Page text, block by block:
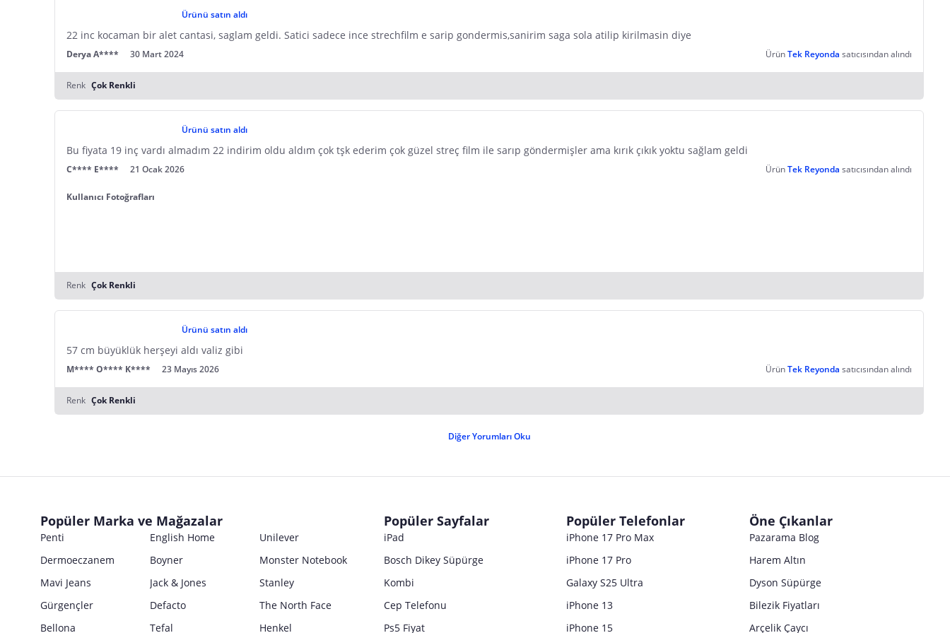
Ürünü satın aldı
22 inc kocaman bir alet cantasi, saglam geldi. Satici sadece ince strechfilm e sarip gondermis,sanirim saga sola atilip kirilmasin diye
Derya A**** 30 Mart 2024 ÜrünTek Reyonda satıcısından alındı
Renk Çok Renkli
Ürünü satın aldı
Bu fiyata 19 inç vardı almadım 22 indirim oldu aldım çok tşk ederim çok güzel streç film ile sarıp göndermişler ama kırık çıkık yoktu sağlam geldi
C**** E**** 21 Ocak 2026 ÜrünTek Reyonda satıcısından alındı
Kullanıcı Fotoğrafları
Renk Çok Renkli
Ürünü satın aldı
57 cm büyüklük herşeyi aldı valiz gibi
M**** O**** K**** 23 Mayıs 2026 ÜrünTek Reyonda satıcısından alındı
Renk Çok Renkli
Diğer Yorumları Oku
Popüler Marka ve Mağazalar
Penti English Home
Unilever
Dermoeczanem
Boyner
Monster Notebook
Mavi Jeans
Jack & Jones
Stanley
Gürgençler
Defacto
The North Face
Bellona
Tefal Henkel
Popüler Sayfalar
iPad
Bosch Dikey Süpürge
Kombi
Cep Telefonu
Ps5 Fiyat
Popüler Telefonlar
iPhone 17 Pro Max
iPhone 17 Pro
Galaxy S25 Ultra
iPhone 13
iPhone 15
Öne Çıkanlar
Pazarama Blog
Harem Altın
Dyson Süpürge
Bilezik Fiyatları
Arçelik Çaycı